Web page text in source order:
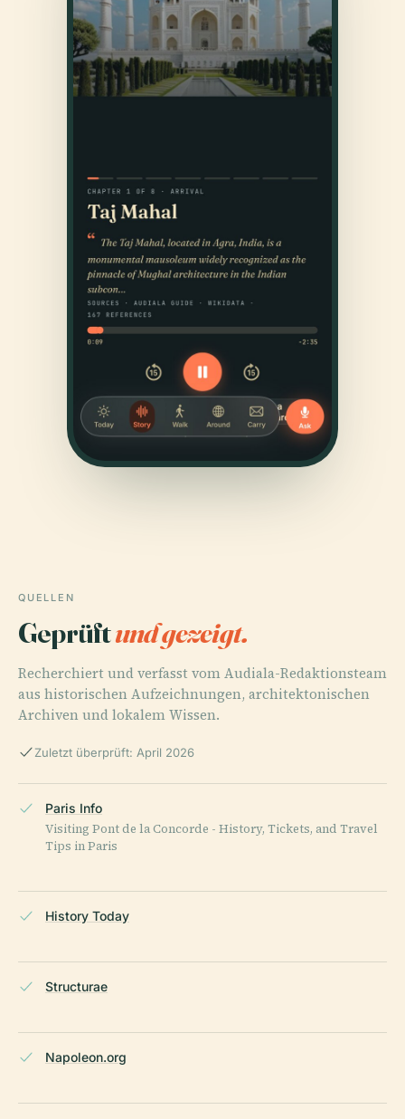
QUELLEN
Geprüftund gezeigt.
Recherchiert und verfasst vom Audiala-Redaktionsteam
aus historischen Aufzeichnungen, architektonischen
Archiven und lokalem Wissen.
Zuletzt überprüft: April 2026
Paris Info
Visiting Pont de la Concorde - History, Tickets, and Travel
Tips in Paris
History Today
Structurae
Napoleon.org